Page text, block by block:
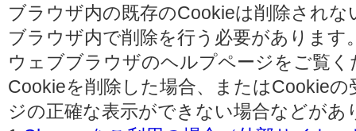
ブラウザ内の既存のCookieは削除され
ブラウザ内で削除を行う必要があります
ウェブブラウザのヘルプページをご覧く
Cookieを削除した場合、またはCookie
ジの正確な表示ができない場合などが